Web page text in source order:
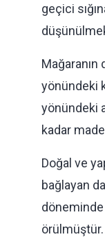
geçici
yönündeki
yönündeki
kadar
Doğal ve
bağlayan
döneminde